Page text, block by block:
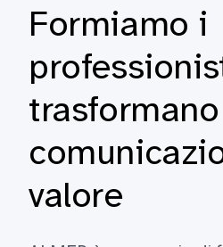
Formiamo i
valore